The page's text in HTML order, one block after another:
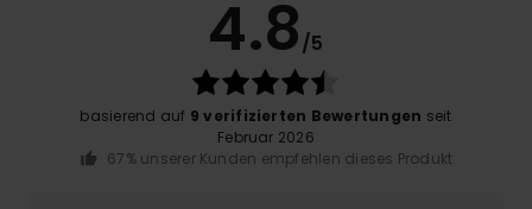
4.8/5
basierend auf 9 verifizierten Bewertungen seit
Februar 2026
67% unserer Kunden empfehlen dieses Produkt